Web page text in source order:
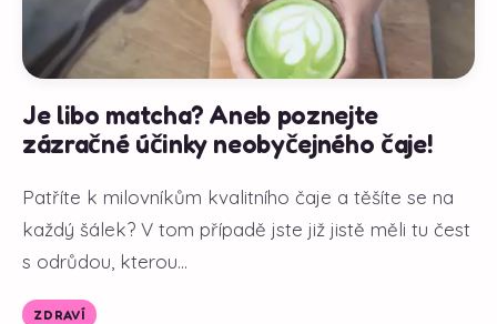
Je libo matcha? Aneb poznejte
zázračné účinky neobyčejného čaje!
Patříte k milovníkům kvalitního čaje a těšíte se na
každý šálek? V tom případě jste již jistě měli tu čest
s odrůdou, kterou...
ZDRAVÍ